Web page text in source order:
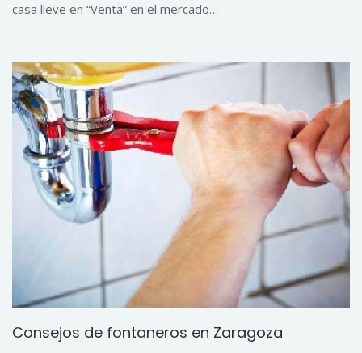
casa lleve en “Venta” en el mercado…
Consejos de fontaneros en Zaragoza